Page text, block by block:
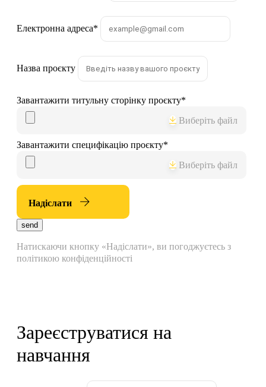
Електронна адреса*
Назва проєкту
Завантажити титульну сторінку проєкту*
Виберіть файл
Завантажити специфікацію проєкту*
Виберіть файл
Надіслати
send
Натискаючи кнопку «Надіслати», ви погоджуєтесь з
політикою конфіденційності
Зареєструватися на
навчання